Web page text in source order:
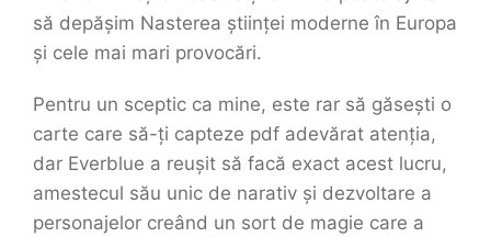
să depășim Nasterea științei moderne în Europa
și cele mai mari provocări.
Pentru un sceptic ca mine, este rar să găsești o
carte care să-ți capteze pdf adevărat atenția,
dar Everblue a reușit să facă exact acest lucru,
amestecul său unic de narativ și dezvoltare a
personajelor creând un sort de magie care a